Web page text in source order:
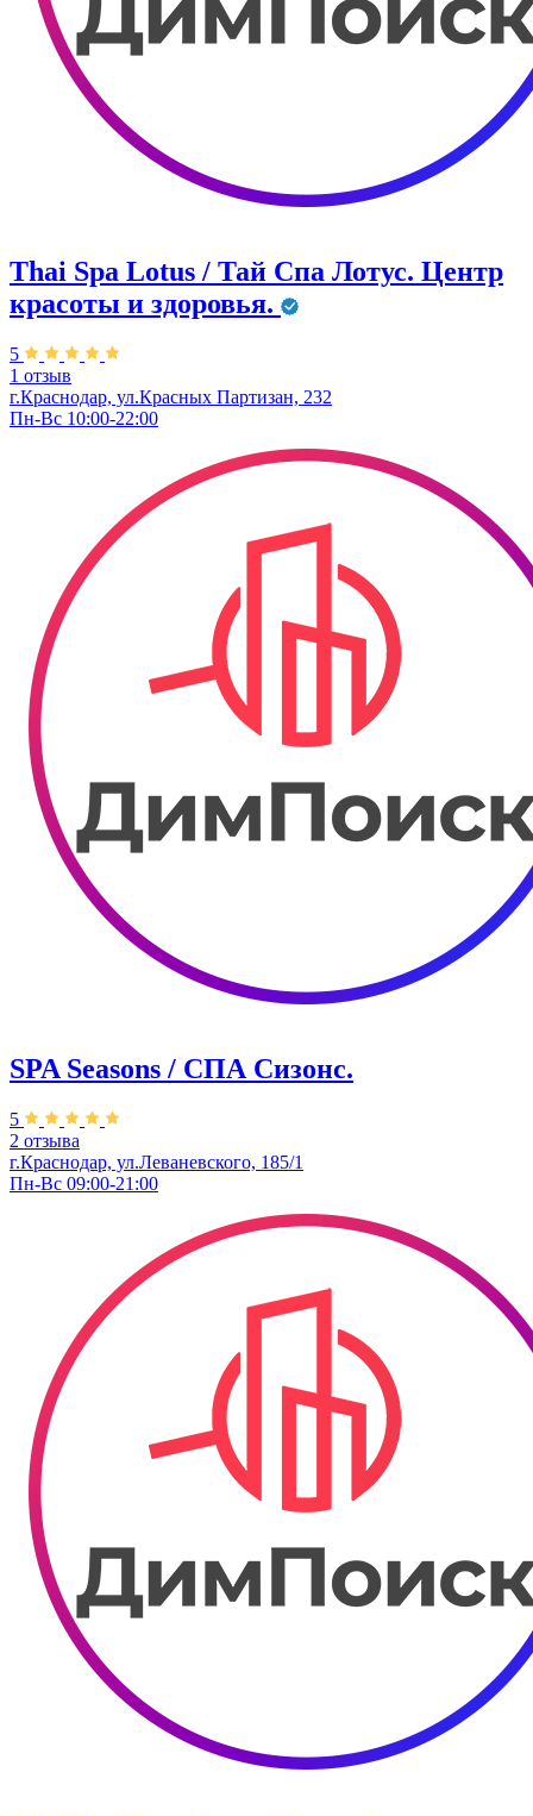
Thai Spa Lotus / Тай Спа Лотус. Центр
красоты и здоровья.
5
1 отзыв
г.Краснодар, ул.Красных Партизан, 232
Пн-Вс 10:00-22:00
SPA Seasons / СПА Сизонс.
5
2 отзыва
г.Краснодар, ул.Леваневского, 185/1
Пн-Вс 09:00-21:00